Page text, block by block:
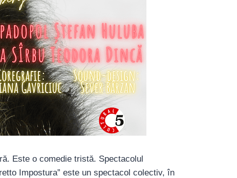
Este o comedie tristă. Spectacolul
Impostura” este un spectacol colectiv, în